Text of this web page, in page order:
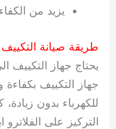
يزيد من
طريقة صيانة التكييف
يحتاج جهاز
جهاز التكييف
للكهرباء بدون زيادة،
التركيز على الفلاترو